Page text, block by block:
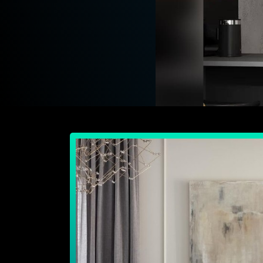
для необычных
СОЗДАНИЕ САЙТОВ - UNICODE-PROFI